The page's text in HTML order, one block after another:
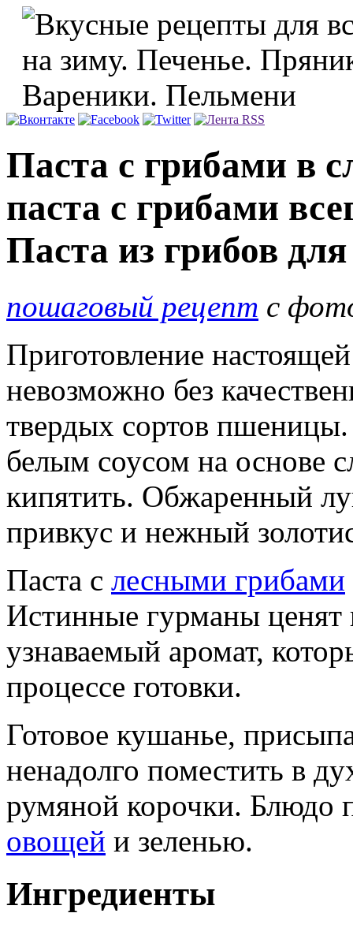
Паста с грибами в
паста с грибами
Паста из грибов для
пошаговый рецепт с
Приготовление
невозможно без
твердых сортов
белым соусом на основе
кипятить. Обжаренный
привкус и нежный
Паста с лесными грибами
Истинные гурманы ценят
узнаваемый аромат,
процессе готовки.
Готовое кушанье,
ненадолго поместить в
румяной корочки. Блюдо
овощей и зеленью.
Ингредиенты